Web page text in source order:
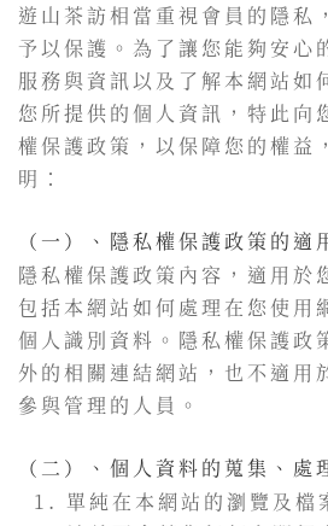
遊山茶訪相當重視會員的隱私
予以保護。為了讓您能夠安心
服務與資訊以及了解本網站如
您所提供的個人資訊，特此向
權保護政策，以保障您的權益
明：
（一）、隱私權保護政策的適
隱私權保護政策內容，適用於
包括本網站如何處理在您使用
個人識別資料。隱私權保護政
外的相關連結網站，也不適用
參與管理的人員。
（二）、個人資料的蒐集、處
單純在本網站的瀏覽及檔